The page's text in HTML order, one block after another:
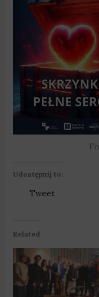
Udostępnij to:
Tweet
Related